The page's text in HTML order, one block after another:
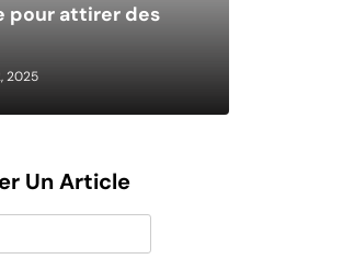
borne de recharge à
pour attirer des
2025
Un Article